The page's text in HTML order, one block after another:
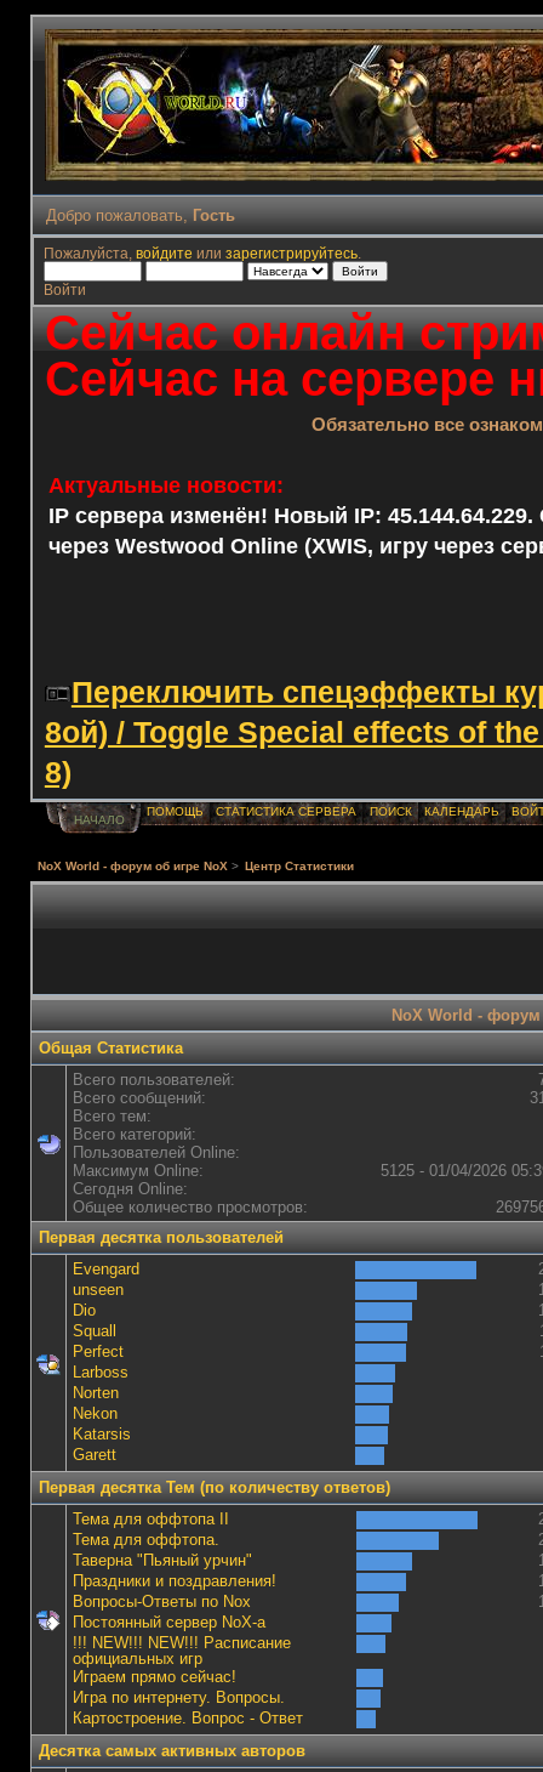
Добро пожаловать, Гость
Пожалуйста, войдите или зарегистрируйтесь.
Войти
Сейчас онлайн
Сейчас на сервере
Обязательно все
Актуальные новости:
IP сервера изменён! Новый IP: 45.144.64.229.
через Westwood Online (XWIS, игру через
Переключить спецэффекты
8ой) / Toggle Special effects of
8)
НАЧАЛО
ПОМОЩЬ СТАТИСТИКА СЕРВЕРА ПОИСК КАЛЕНДАРЬ
NoX World - форум об игре NoX > Центр Статистики
NoX World - форум
Общая Статистика
Всего пользователей:
Всего сообщений:
Всего тем:
Всего категорий:
Пользователей Online:
Максимум Online:
5125 - 01/04/2026
Сегодня Online:
Общее количество просмотров:
Первая десятка пользователей
Evengard
unseen
Dio
Squall
Perfect
Lаrboss
Norten
Nekon
Katarsis
Garett
Первая десятка Тем (по количеству ответов)
Тема для оффтопа II
Тема для оффтопа.
Таверна "Пьяный урчин"
Праздники и поздравления!
Вопросы-Ответы по Nox
Постоянный сервер NoX-а
!!! NEW!!! NEW!!! Расписание
официальных игр
Играем прямо сейчас!
Игра по интернету. Вопросы.
Картостроение. Вопрос - Ответ
Десятка самых активных авторов